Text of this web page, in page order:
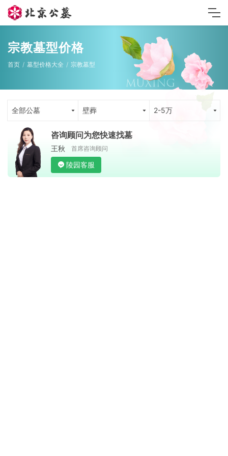
宗教墓型价格
首页 墓型价格大全 宗教墓型
全部公墓 壁葬 2-5万
咨询顾问为您快速找墓
王秋 首席咨询顾问
陵园客服